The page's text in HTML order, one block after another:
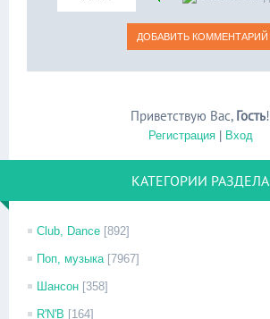
Приветствую Вас, Гость!
Регистрация| Вход
КАТЕГОРИИ РАЗДЕЛА
Club, Dance [892]
Поп, музыка [7967]
Шансон [358]
R'N'B [164]